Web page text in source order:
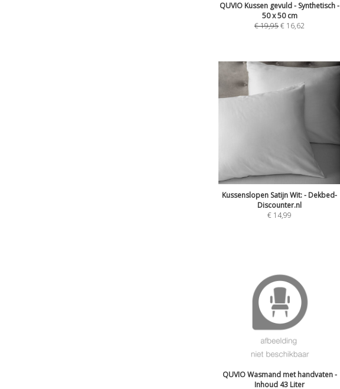
QUVIO Kussen gevuld - Synthetisch -
50 x 50 cm
€19,95€ 16,62
Kussenslopen Satijn Wit: - Dekbed-
Discounter.nl
€ 14,99
QUVIO Wasmand met handvaten -
Inhoud 43 Liter